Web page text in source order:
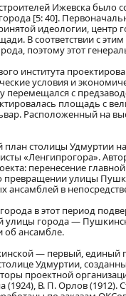
Ижевска было
[5: 40].
идеологии,
В соответствии с
поэтому этот
института
условия и
перемещался с
площадь с
Расположенный на
столицы Удмуртии
«Ленгипрогора».
перенесение
улицы
в
в этот период
улицы города —
ансамбле.
— первый, единый
Удмуртии,
проектной
В. П. Орлов